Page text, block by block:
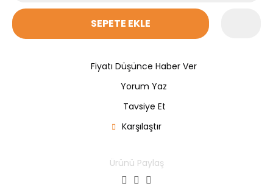
SEPETE EKLE
Fiyatı Düşünce Haber Ver
Yorum Yaz
Tavsiye Et
Karşılaştır
Ürünü Paylaş